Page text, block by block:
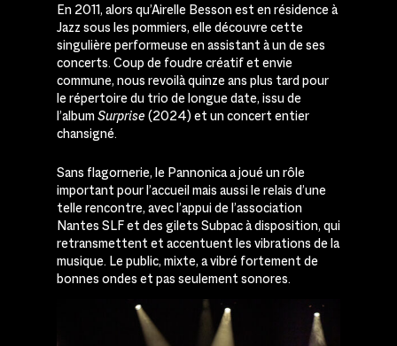
En 2011, alors qu’Airelle Besson est en résidence à
Jazz sous les pommiers, elle découvre cette
singulière performeuse en assistant à un de ses
concerts. Coup de foudre créatif et envie
commune, nous revoilà quinze ans plus tard pour
le répertoire du trio de longue date, issu de
l’albumSurprise (2024) et un concert entier
chansigné.
Sans flagornerie, le Pannonica a joué un rôle
important pour l’accueil mais aussi le relais d’une
telle rencontre, avec l’appui de l’association
Nantes SLF et des gilets Subpac à disposition, qui
retransmettent et accentuent les vibrations de la
musique. Le public, mixte, a vibré fortement de
bonnes ondes et pas seulement sonores.